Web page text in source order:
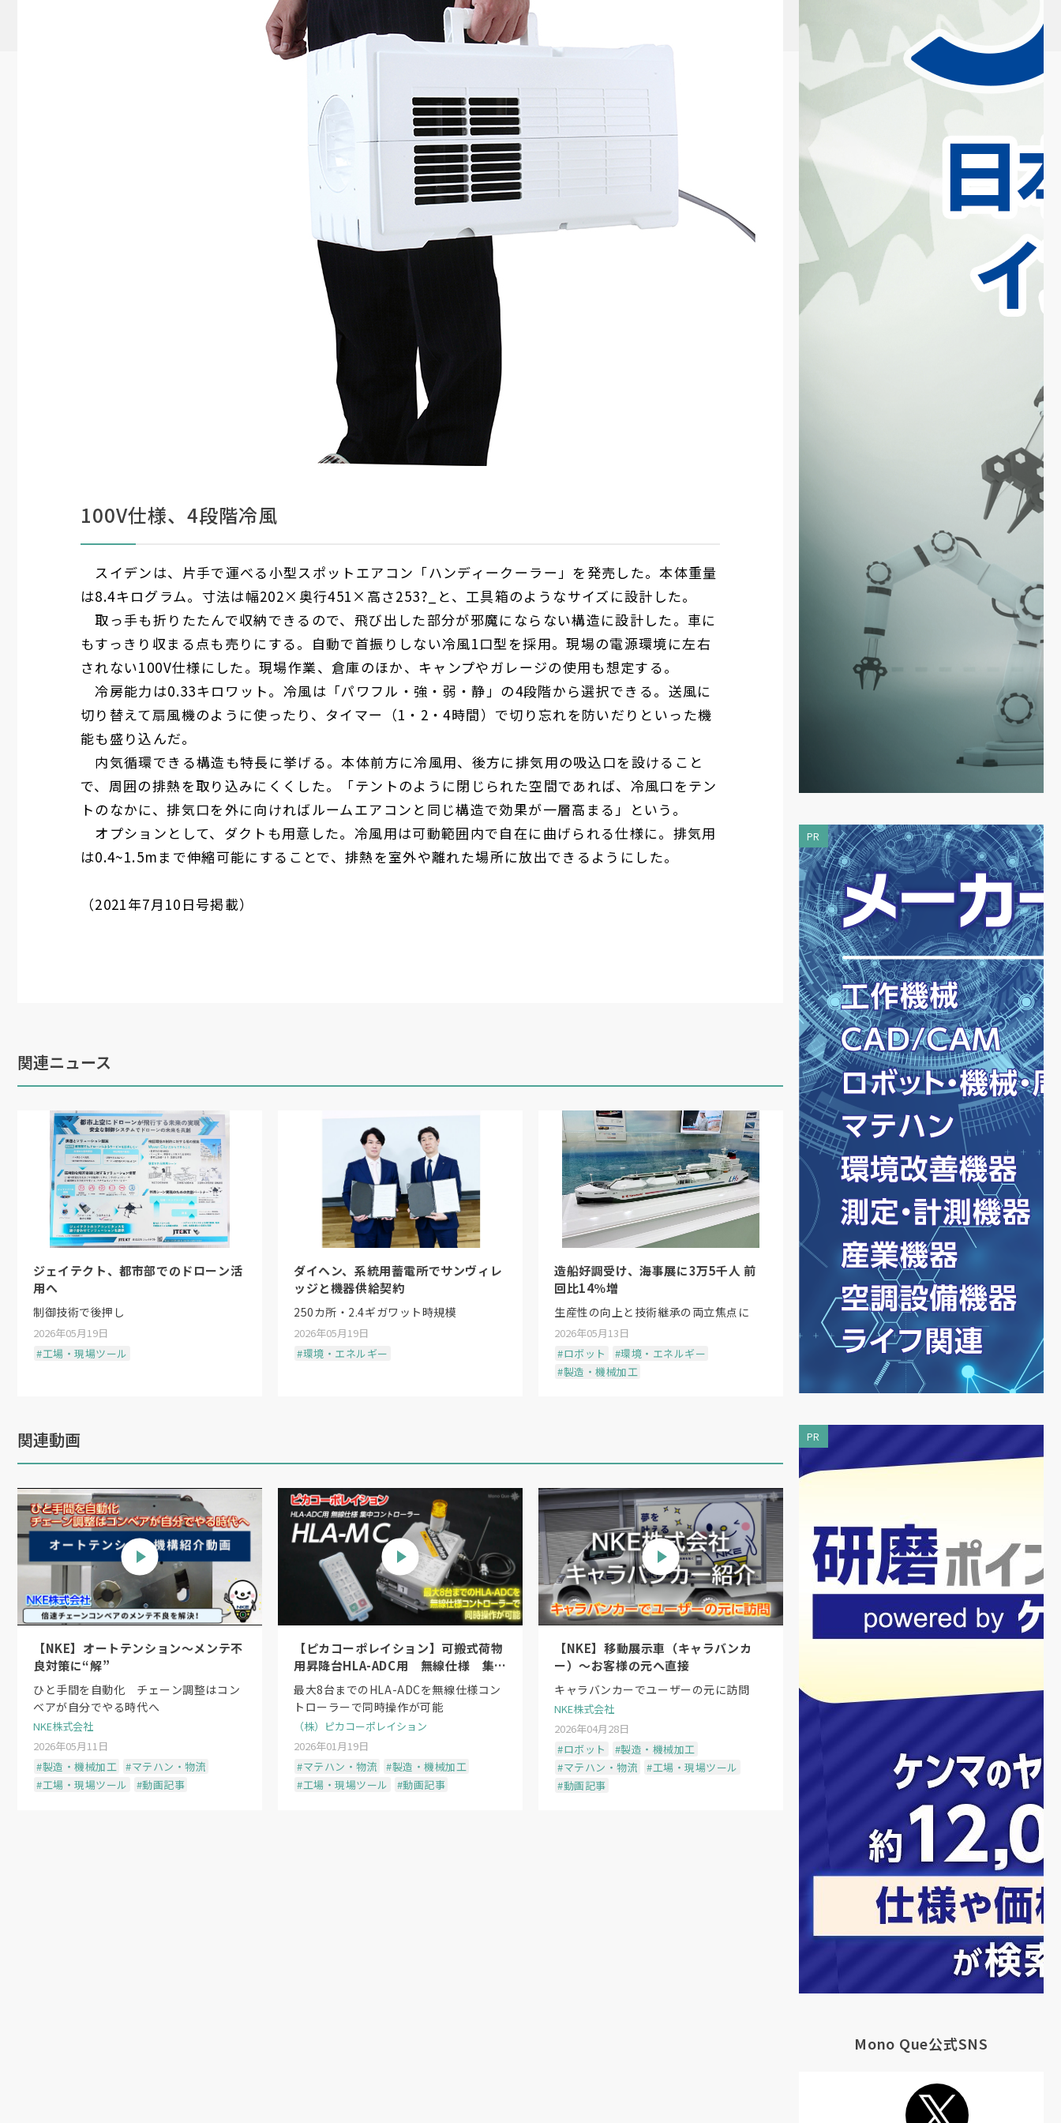
100V仕様、4段階冷風
スイデンは、片手で運べる小型スポットエアコン「ハンディークーラー」を発売した。本体重量
は8.4キログラム。寸法は幅202× 奥行451× 高さ253?_と、工具箱のようなサイズに設計した。
取っ手も折りたたんで収納できるので、飛び出した部分が邪魔にならない構造に設計した。車に
もすっきり収まる点も売りにする。自動で首振りしない冷風1口型を採用。現場の電源環境に左右
されない100V仕様にした。現場作業、倉庫のほか、キャンプやガレージの使用も想定する。
冷房能力は0.33キロワット。冷風は「パワフル・強・弱・静」の4段階から選択できる。送風に
切り替えて扇風機のように使ったり、タイマー（1 ・ 2 ・4時間）で切り忘れを防いだりといった機
能も盛り込んだ。
内気循環できる構造も特長に挙げる。本体前方に冷風用、後方に排気用の吸込口を設けること
で、周囲の排熱を取り込みにくくした。「テントのように閉じられた空間であれば、冷風口をテン
トのなかに、排気口を外に向ければルームエアコンと同じ構造で効果が一層高まる」という。
オプションとして、ダクトも用意した。冷風用は可動範囲内で自在に曲げられる仕様に。排気用
は0.4~1.5mまで伸縮可能にすることで、排熱を室外や離れた場所に放出できるようにした。
（2021年7月 10 日号掲載）
関連ニュース
ジェイテクト、都市部でのドローン活
用へ
制御技術で後押し
2026年05月19日
#工場・現場ツール
ダイヘン、系統用蓄電所でサンヴィレ
ッジと機器供給契約
250カ所・2.4ギガワット時規模
2026年05月19日
#環境・エネルギー
造船好調受け、海事展に3万5千人 前
回比14％増
生産性の向上と技術継承の両立焦点に
2026年05月13日
#ロボット
#環境・エネルギー
#製造・機械加工
関連動画
【NKE】オートテンション〜メンテ不
良対策に“解”
ひと手間を自動化 チェーン調整はコン
ベアが自分でやる時代へ
NKE株式会社
2026年05月11日
#製造・機械加工 #マテハン・物流
#工場・現場ツール
#動画記事
【ピカコーポレイション】可搬式荷物
用昇降台HLA-ADC用 無線仕様 集中
コントローラー「HLA-MC」
最大8台までのHLA-ADCを無線仕様コン
トローラーで同時操作が可能
（株）ピカコーポレイション
2026年01月19日
#マテハン・物流
#製造・機械加工
#工場・現場ツール
#動画記事
【NKE】移動展示車（キャラバンカ
ー）〜お客様の元へ直接
キャラバンカーでユーザーの元に訪問
NKE株式会社
2026年04月28日
#ロボット
#製造・機械加工
#マテハン・物流
#工場・現場ツール
#動画記事
PR
PR
Mono Que公式SNS